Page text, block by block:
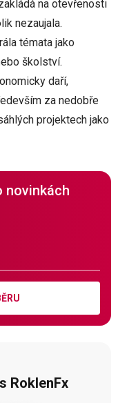
na otevřenosti
nezaujala.
témata jako
školství.
daří,
za nedobře
projektech jako
novinkách
RoklenFx